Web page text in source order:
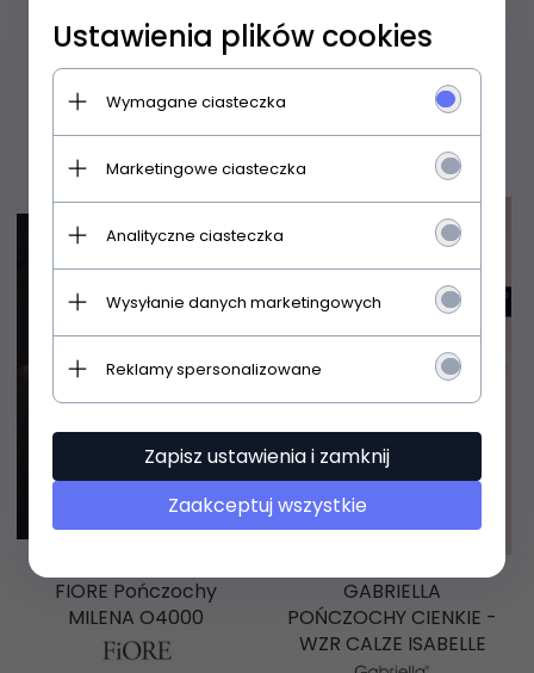
35,99 PLN
35,99PLN
FIORE Pończochy
MILENA O4000
GABRIELLA
POŃCZOCHY CIENKIE -
WZR CALZE ISABELLE
Ustawienia plików cookies
Wymagane ciasteczka
Marketingowe ciasteczka
Analityczne ciasteczka
Wysyłanie danych marketingowych
Reklamy spersonalizowane
Zapisz ustawienia i zamknij
Zaakceptuj wszystkie